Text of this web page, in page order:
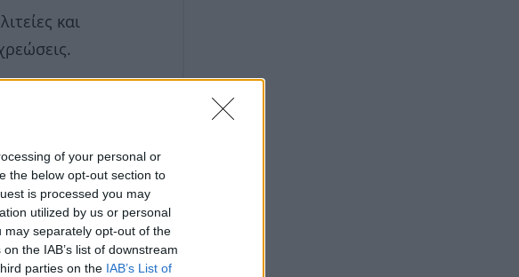
of your personal or
the below opt-out section to
is processed you may
utilized by us or personal
may separately opt-out of the
the IAB’s list of downstream
parties on the IAB’s List of
και